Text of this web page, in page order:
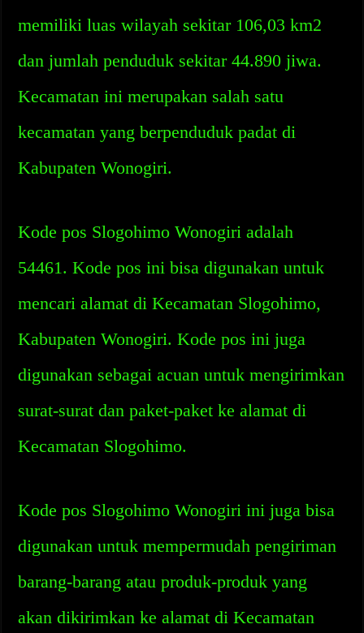
memiliki luas wilayah sekitar 106,03 km2
dan jumlah penduduk sekitar 44.890 jiwa.
Kecamatan ini merupakan salah satu
kecamatan yang berpenduduk padat di
Kabupaten Wonogiri.
Kode pos Slogohimo Wonogiri adalah
54461. Kode pos ini bisa digunakan untuk
mencari alamat di Kecamatan Slogohimo,
Kabupaten Wonogiri. Kode pos ini juga
digunakan sebagai acuan untuk mengirimkan
surat-surat dan paket-paket ke alamat di
Kecamatan Slogohimo.
Kode pos Slogohimo Wonogiri ini juga bisa
digunakan untuk mempermudah pengiriman
barang-barang atau produk-produk yang
akan dikirimkan ke alamat di Kecamatan